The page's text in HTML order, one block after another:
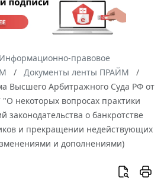
Информационно-правовое
Документы ленты ПРАЙМ
Высшего Арбитражного Суда РФ от
"О некоторых вопросах практики
о банкротстве
и прекращении недействующих
и дополнениями)